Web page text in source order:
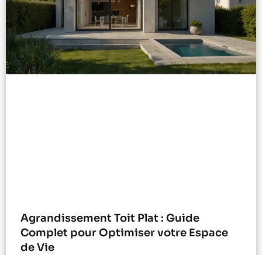
Agrandissement Toit Plat : Guide
Complet pour Optimiser votre Espace
de Vie